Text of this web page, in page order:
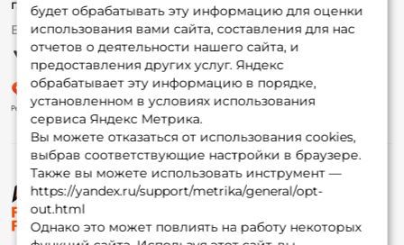
будет обрабатывать эту информацию для оценки
использования вами сайта, составления для нас
отчетов о деятельности нашего сайта, и
предоставления других услуг. Яндекс
обрабатывает эту информацию в порядке,
установленном в условиях использования
сервиса Яндекс Метрика.
Вы можете отказаться от использования cookies,
выбрав соответствующие настройки в браузере.
Также вы можете использовать инструмент —
https://yandex.ru/support/metrika/general/opt-
out.html
Однако это может повлиять на работу некоторых
© ФоксФишинг, 2009-2026
Партнерская программа
г. Москва, ул. Плеханова д.7
Ежедневно 10:00 до 20:00